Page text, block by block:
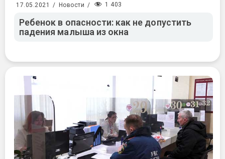
17.05.2021 / Новости / 1 403
Ребенок в опасности: как не допустить
падения малыша из окна